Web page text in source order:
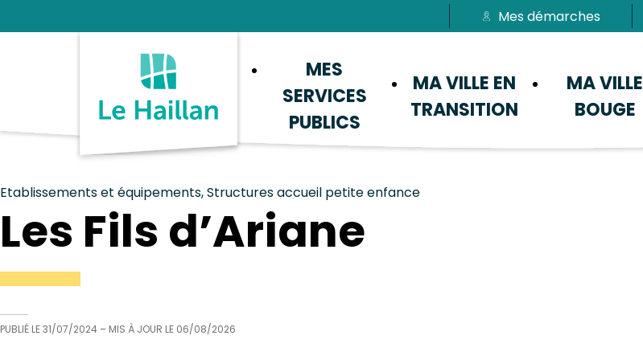
Passer au contenu
Mes démarches
MES
SERVICES
PUBLICS
MA VILLE EN
TRANSITION
MA VILLE
BOUGE
Etablissements et équipements, Structures accueil petite enfance
Les Fils d’Ariane
PUBLIÉ LE31/07/2024 – MIS À JOUR LE 06/08/2026